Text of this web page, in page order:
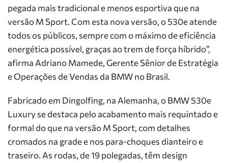
pegada mais tradicional e menos esportiva que na
versão M Sport. Com esta nova versão, o 530e atende
todos os públicos, sempre com o máximo de eficiência
energética possível, graças ao trem de força híbrido”,
afirma Adriano Mamede, Gerente Sênior de Estratégia
e Operações de Vendas da BMW no Brasil.
Fabricado em Dingolfing, na Alemanha, o BMW 530e
Luxury se destaca pelo acabamento mais requintado e
formal do que na versão M Sport, com detalhes
cromados na grade e nos para-choques dianteiro e
traseiro. As rodas, de 19 polegadas, têm design